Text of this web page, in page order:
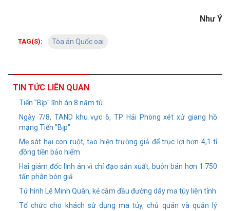
Như Ý
TAG(S): Tòa án Quốc oai
TIN TỨC LIÊN QUAN
Tiến "Bịp" lĩnh án 8 năm tù
Ngày 7/8, TAND khu vực 6, TP Hải Phòng xét xử giang hồ
mạng Tiến "Bịp"
Mẹ sát hại con ruột, tạo hiện trường giả để trục lợi hơn 4,1 tỉ
đồng tiền bảo hiểm
Hai giám đốc lĩnh án vì chỉ đạo sản xuất, buôn bán hơn 1.750
tấn phân bón giả
Tử hình Lê Minh Quân, kẻ cầm đầu đường dây ma túy liên tỉnh
Tổ chức cho khách sử dụng ma túy, chủ quán và quản lý